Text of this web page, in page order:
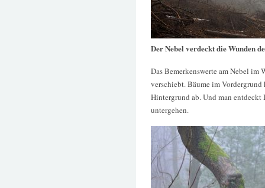
Der Nebel verdeckt die Wunden
Das Bemerkenswerte am Nebel im
verschiebt. Bäume im
Hintergrund ab. Und man
untergehen.